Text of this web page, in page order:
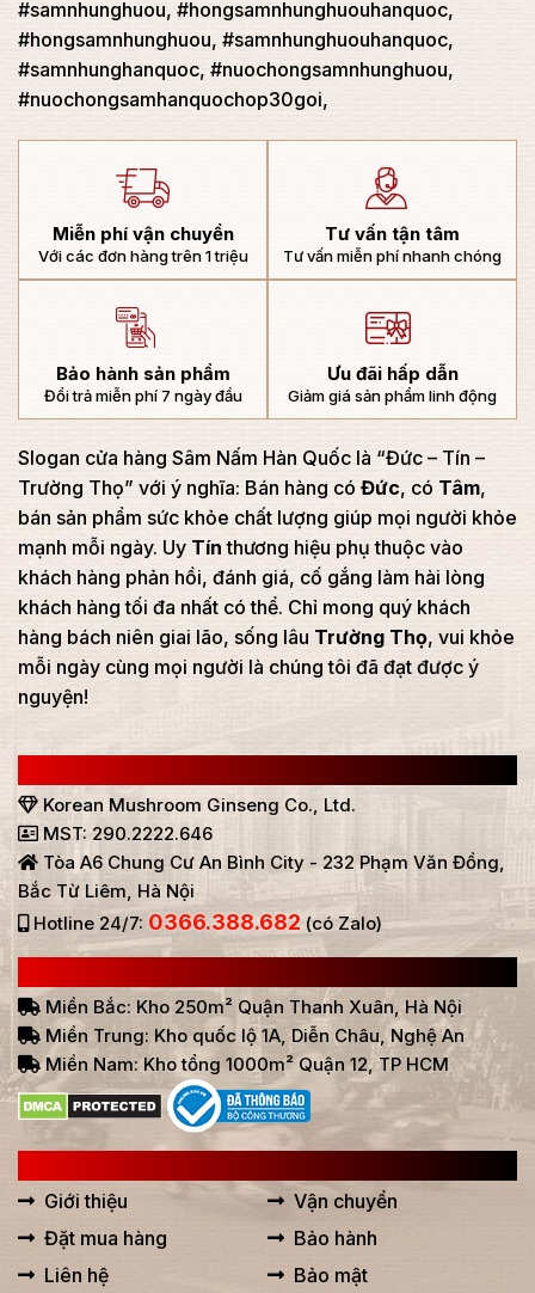
#samnhunghuou, #hongsamnhunghuouhanquoc,
#hongsamnhunghuou, #samnhunghuouhanquoc,
#samnhunghanquoc, #nuochongsamnhunghuou,
#nuochongsamhanquochop30goi,
Miễn phí vận chuyển
Với các đơn hàng trên 1 triệu
Tư vấn tận tâm
Tư vấn miễn phí nhanh chóng
Bảo hành sản phẩm
Đổi trả miễn phí 7 ngày đầu
Ưu đãi hấp dẫn
Giảm giá sản phẩm linh động
Slogan cửa hàng Sâm Nấm Hàn Quốc là “Đức – Tín –
Trường Thọ” với ý nghĩa: Bán hàng có Đức, có Tâm,
bán sản phẩm sức khỏe chất lượng giúp mọi người khỏe
mạnh mỗi ngày. Uy Tín thương hiệu phụ thuộc vào
khách hàng phản hồi, đánh giá, cố gắng làm hài lòng
khách hàng tối đa nhất có thể. Chỉ mong quý khách
hàng bách niên giai lão, sống lâu Trường Thọ, vui khỏe
mỗi ngày cùng mọi người là chúng tôi đã đạt được ý
nguyện!
Korean Mushroom Ginseng Co., Ltd.
MST: 290.2222.646
Tòa A6 Chung Cư An Bình City - 232 Phạm Văn Đồng,
Bắc Từ Liêm, Hà Nội
Hotline 24/7: 0366.388.682(có Zalo)
Miền Bắc: Kho 250m² Quận Thanh Xuân, Hà Nội
Miền Trung: Kho quốc lộ 1A, Diễn Châu, Nghệ An
Miền Nam: Kho tổng 1000m² Quận 12, TP HCM
Giới thiệu
Đặt mua hàng
Liên hệ
Vận chuyển
Bảo hành
Bảo mật